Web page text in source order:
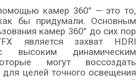
камер 360° — это то,
бы придумали. Основным
камер 360° до сих пор
является захват HDRI
высоким динамическим
могут воссоздать
целей точного освещения